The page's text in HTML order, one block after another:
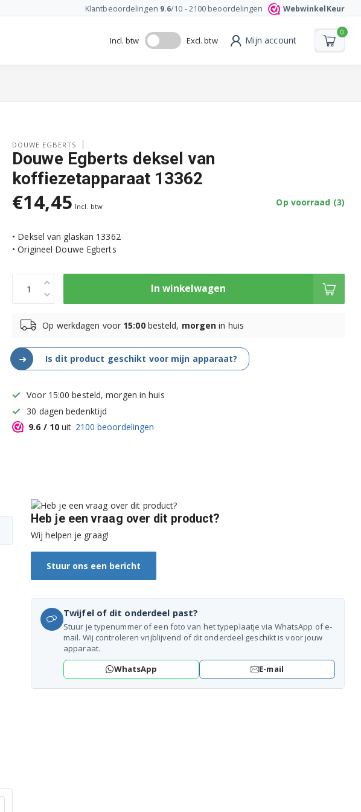
Klantbeoordelingen 9.6/10 -2100 beoordelingen WebwinkelKeur
Incl. btw Excl. btw Mijn account
0
DOUWE EGBERTS
Douwe Egberts deksel van
koffiezetapparaat 13362
€14,45 Incl. btw Op voorraad (3)
• Deksel van glaskan 13362
• Origineel Douwe Egberts
In winkelwagen
Op werkdagen voor 15:00besteld, morgen in huis
➜ Is dit product geschikt voor mijn apparaat?
Voor 15:00 besteld, morgen in huis
30 dagen bedenktijd
9.6 / 10 uit 2100 beoordelingen
Heb je een vraag over dit product?
Wij helpen je graag!
Stuur ons een bericht
Twijfel of dit onderdeel past?
Stuur je typenummer of een foto van het typeplaatje via WhatsApp of e-
mail. Wij controleren vrijblijvend of dit onderdeel geschikt is voor jouw
apparaat.
WhatsApp
E-mail